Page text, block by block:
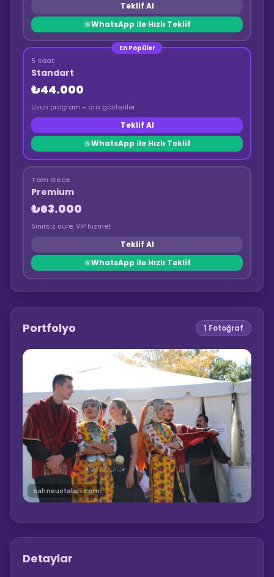
Teklif Al
WhatsApp ile Hızlı Teklif
En Popüler
5 Saat
Standart
₺44.000
Uzun program + ara gösteriler
Teklif Al
WhatsApp ile Hızlı Teklif
Tam Gece
Premium
₺63.000
Sınırsız süre, VIP hizmet
Teklif Al
WhatsApp ile Hızlı Teklif
Portfolyo 1 Fotoğraf
sahneustalari.com
Detaylar